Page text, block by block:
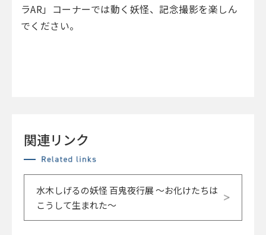
ラAR」コーナーでは動く妖怪、記念撮影を楽しん
でください。
関連リンク
水木しげるの妖怪 百鬼夜行展 ～お化けたちは
こうして生まれた～